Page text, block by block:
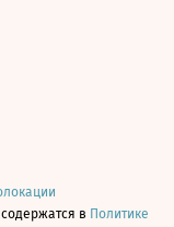
в Политике